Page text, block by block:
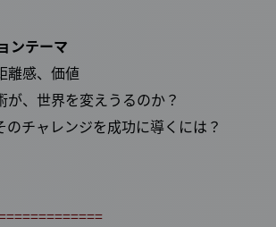
ンテーマ
離感、価値
が、世界を変えうるのか？
のチャレンジを成功に導くには？